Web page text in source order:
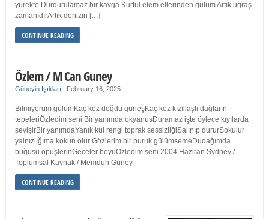
yürekte Durdurulamaz bir kavga Kurtul elem ellerinden gülüm Artık uğraş
zamanıdırArtık denizin […]
CONTINUE READING
Özlem / M Can Guney
Güneyin Işıkları | February 16, 2025
Bilmiyorum gülümKaç kez doğdu güneşKaç kez kızıllaştı dağların
tepeleriÖzledim seni Bir yanımda okyanusDuramaz işte öylece kıyılarda
sevişirBir yanımdaYanık kül rengi toprak sessizliğiSalınıp dururSokulur
yalnızlığıma kokun olur Gözlerim bir buruk gülümsemeDudağımda
buğusu öpüşlerinGeceler boyuÖzledim seni 2004 Haziran Sydney /
Toplumsal Kaynak / Memduh Güney
CONTINUE READING